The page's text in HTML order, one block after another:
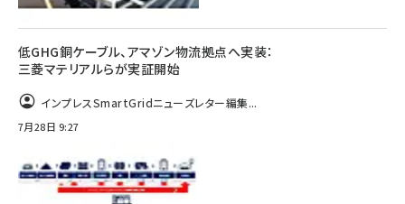
低GHG銅ケーブル、アマゾン物流拠点へ実装：
三菱マテリアルらが実証開始
インプレスSmartGridニューズレター編集...
7月28日 9:27